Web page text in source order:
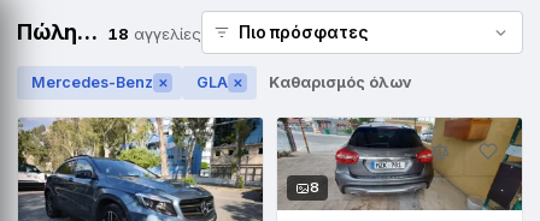
Πώληση Mercedes-Benz GLA 18 αγγελίες
Mercedes-Benz ✕ GLA ✕ Καθαρισμός όλων
8